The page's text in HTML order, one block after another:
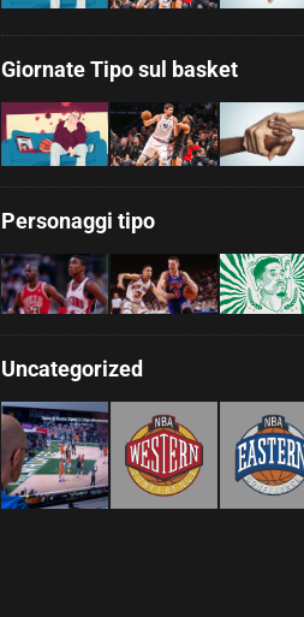
Giornate Tipo sul basket
Personaggi tipo
Uncategorized